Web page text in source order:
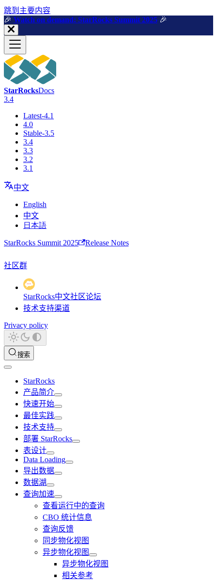
跳到主要内容
🎉️ Watch on demand: StarRocks Summit 2025 🎉️
StarRocksDocs
3.4
Latest-4.1
4.0
Stable-3.5
3.4
3.3
3.2
3.1
中文
English
中文
日本語
StarRocks Summit 2025 Release Notes
社区群
StarRocks中文社区论坛
技术支持渠道
Privacy policy
搜索
StarRocks
产品简介
快速开始
最佳实践
技术支持
部署 StarRocks
表设计
Data Loading
导出数据
数据湖
查询加速
查看运行中的查询
CBO 统计信息
查询反馈
同步物化视图
异步物化视图
异步物化视图
相关参考